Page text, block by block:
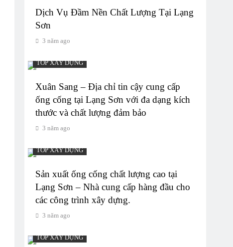
Dịch Vụ Đầm Nền Chất Lượng Tại Lạng
Sơn
3 năm ago
TOP XÂY DỰNG
Xuân Sang – Địa chỉ tin cậy cung cấp
ống cống tại Lạng Sơn với đa dạng kích
thước và chất lượng đảm bảo
3 năm ago
TOP XÂY DỰNG
Sản xuất ống cống chất lượng cao tại
Lạng Sơn – Nhà cung cấp hàng đầu cho
các công trình xây dựng.
3 năm ago
TOP XÂY DỰNG